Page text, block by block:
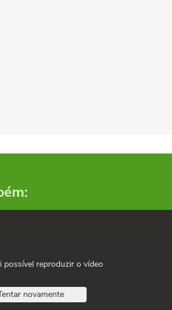
possível reproduzir o vídeo
novamente